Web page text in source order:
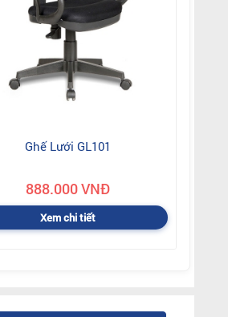
Ghế Lưới GL101
888.000 VNĐ
Xem chi tiết